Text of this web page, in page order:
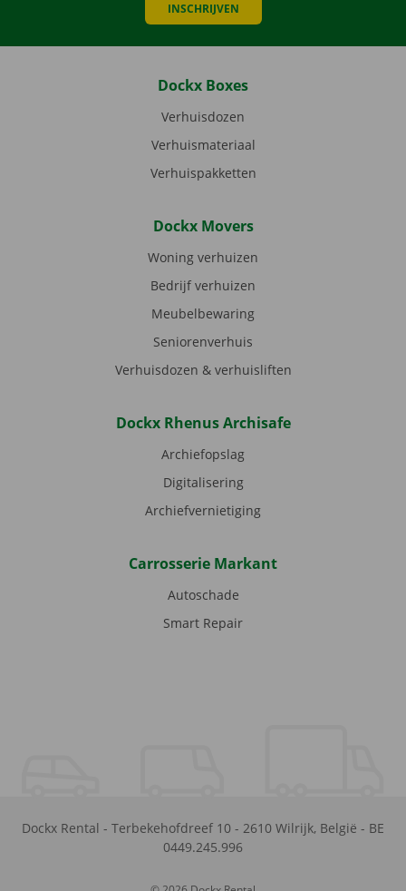
INSCHRIJVEN
Dockx Boxes
Verhuisdozen
Verhuismateriaal
Verhuispakketten
Dockx Movers
Woning verhuizen
Bedrijf verhuizen
Meubelbewaring
Seniorenverhuis
Verhuisdozen & verhuisliften
Dockx Rhenus Archisafe
Archiefopslag
Digitalisering
Archiefvernietiging
Carrosserie Markant
Autoschade
Smart Repair
Dockx Rental - Terbekehofdreef 10 - 2610 Wilrijk, België - BE
0449.245.996